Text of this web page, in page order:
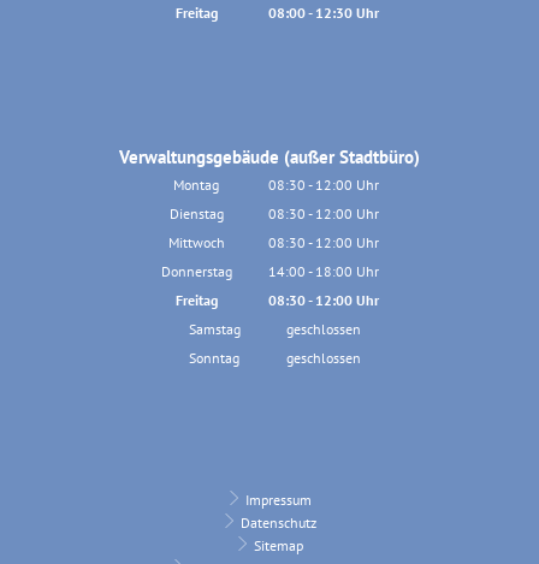
Von 13:00 bis 18:30 Uhr
Freitag 08:00- 12:30 Uhr
Verwaltungsgebäude (außer Stadtbüro)
Montag 08:30 - 12:00 Uhr
Von 08:30 bis 12:00 Uhr
Dienstag 08:30 - 12:00 Uhr
Von 08:30 bis 12:00 Uhr
Mittwoch 08:30 - 12:00 Uhr
Von 08:30 bis 12:00 Uhr
Donnerstag 14:00 - 18:00 Uhr
Von 14:00 bis 18:00 Uhr
Freitag 08:30- 12:00 Uhr
Samstag
geschlossen
Sonntag
geschlossen
Impressum
Datenschutz
Sitemap